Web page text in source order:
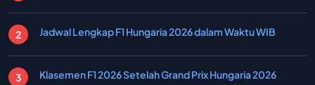
Jadwal Lengkap F1 Hungaria 2026 dalam Waktu WIB
Klasemen F1 2026 Setelah Grand Prix Hungaria 2026